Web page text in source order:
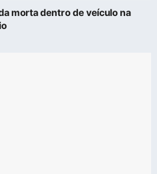
morta dentro de veículo na